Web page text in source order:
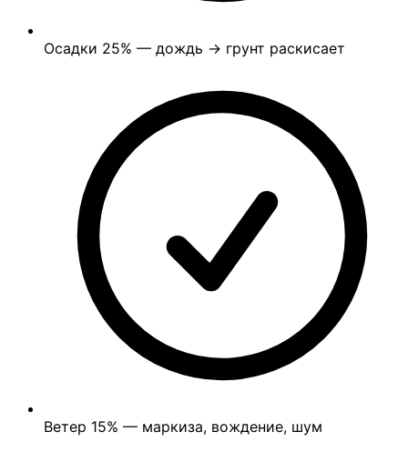
Осадки 25% — дождь → грунт раскисает
Ветер 15% — маркиза, вождение, шум